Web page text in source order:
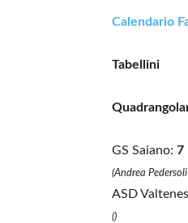
Calendario
Tabellini
GS Saiano: 7
(Andrea
ASD
()